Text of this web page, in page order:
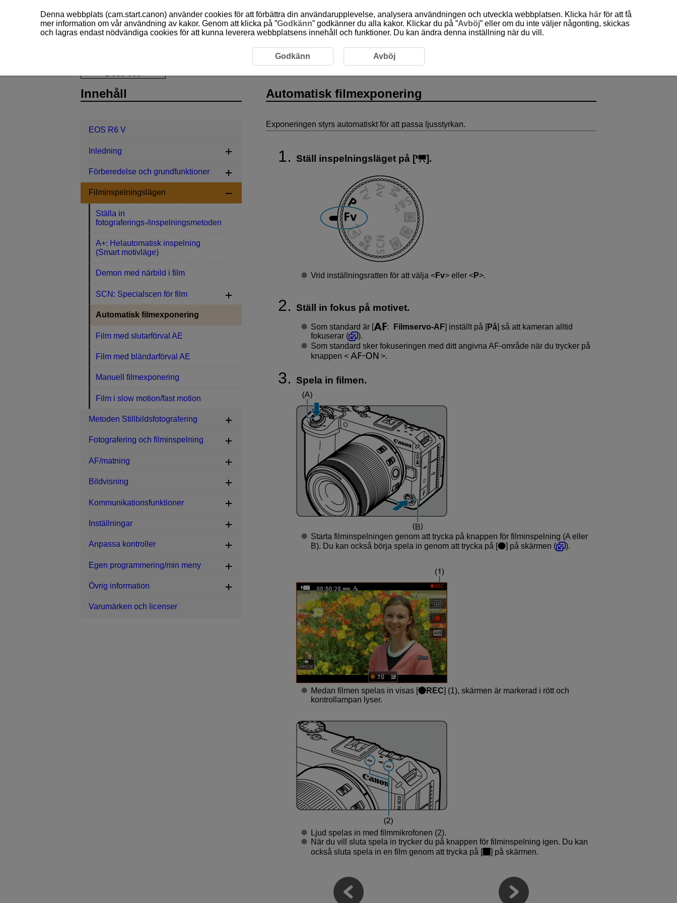
Automatisk filmexponering
Automatisk filmexponering
Exponeringen styrs automatiskt för att passa ljusstyrkan.
Ställ inspelningsläget på [ ].
Vrid inställningsratten för att välja Fv eller P .
Ställ in fokus på motivet.
Som standard är [ : Filmservo-AF] inställt på [På] så att kameran alltid
fokuserar (
).
Som standard sker fokuseringen med ditt angivna AF-område när du trycker på
knappen
.
Spela in filmen.
Starta filminspelningen genom att trycka på knappen för filminspelning (A eller
B). Du kan också börja spela in genom att trycka på [
] på skärmen ( ).
Medan filmen spelas in visas [ REC] (1), skärmen är markerad i rött och
kontrollampan lyser.
Ljud spelas in med filmmikrofonen (2).
När du vill sluta spela in trycker du på knappen för filminspelning igen. Du kan
också sluta spela in en film genom att trycka på [
] på skärmen.
Innehåll
EOS R6 V
Inledning
Förberedelse och grundfunktioner
Filminspelningslägen
Ställa in
fotograferings-/inspelningsmetoden
A+: Helautomatisk inspelning
(Smart motivläge)
Demon med närbild i film
SCN: Specialscen för film
Automatisk filmexponering
Film med slutarförval AE
Film med bländarförval AE
Manuell filmexponering
Film i slow motion/fast motion
Metoden Stillbildsfotografering
Fotografering och filminspelning
AF/matning
Bildvisning
Kommunikationsfunktioner
Inställningar
Anpassa kontroller
Egen programmering/min meny
Övrig information
Varumärken och licenser
Denna webbplats (cam.start.canon) använder cookies för att förbättra din användarupplevelse, analysera användningen och utveckla webbplatsen. Klicka här för att få
mer information om vår användning av kakor. Genom att klicka på ”Godkänn” godkänner du alla kakor. Klickar du på ”Avböj” eller om du inte väljer någonting, skickas
och lagras endast nödvändiga cookies för att kunna leverera webbplatsens innehåll och funktioner. Du kan ändra denna inställning när du vill.
Godkänn Avböj